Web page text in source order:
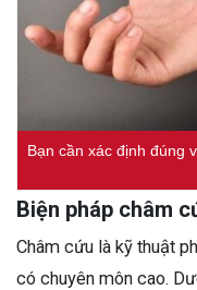
Bạn cần xác định đúng
Biện pháp châm
Châm cứu là kỹ thuật
có chuyên môn cao.